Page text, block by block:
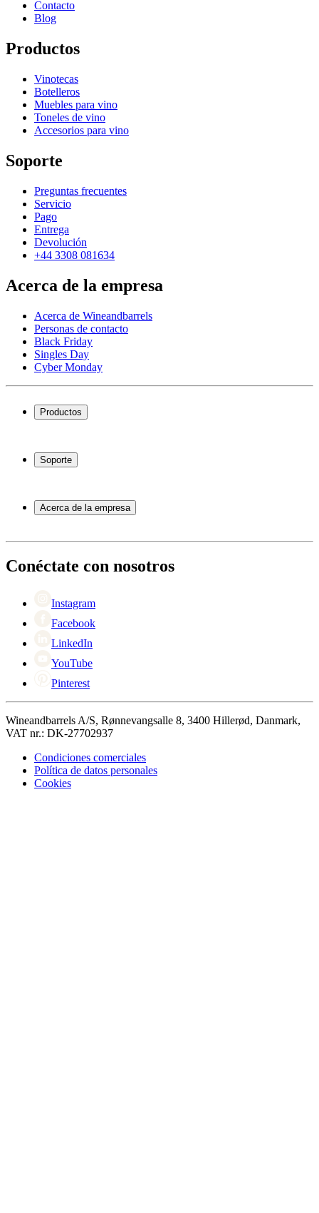
Peso (kg)
Contacto
Blog
Productos
Vinotecas
Botelleros
Muebles para vino
Toneles de vino
Accesorios para vino
Soporte
Preguntas frecuentes
Servicio
Pago
Entrega
Devolución
+44 3308 081634
Acerca de la empresa
Acerca de Wineandbarrels
Personas de contacto
Black Friday
Singles Day
Cyber Monday
Productos
Botelleros
Muebles para vino
Soporte
Servicio
Pago
Devolución
Acerca de la empresa
Black Friday
Singles Day
Conéctate con nosotros
Instagram
Facebook
LinkedIn
YouTube
Pinterest
Wineandbarrels A/S, Rønnevangsalle 8, 3400 Hillerød, Danmark,
VAT nr.: DK-27702937
Condiciones comerciales
Política de datos personales
Cookies